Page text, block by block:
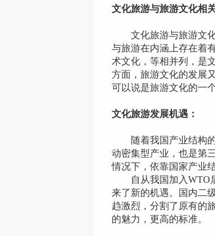
文化旅游与旅游文化相
文化旅游与旅游文化
与旅游在内涵上存在着
术文化，等相并列，是
方面，旅游文化的发展
可以说是旅游文化的一
文化旅游发展机遇：
随着我国产业结构的
动密集型产业，也是第
情况下，依靠国家产业
自从我国加入WTO后
来了新的机遇。国内二
趋激烈，分割了原有的
的魅力，更高的标准。